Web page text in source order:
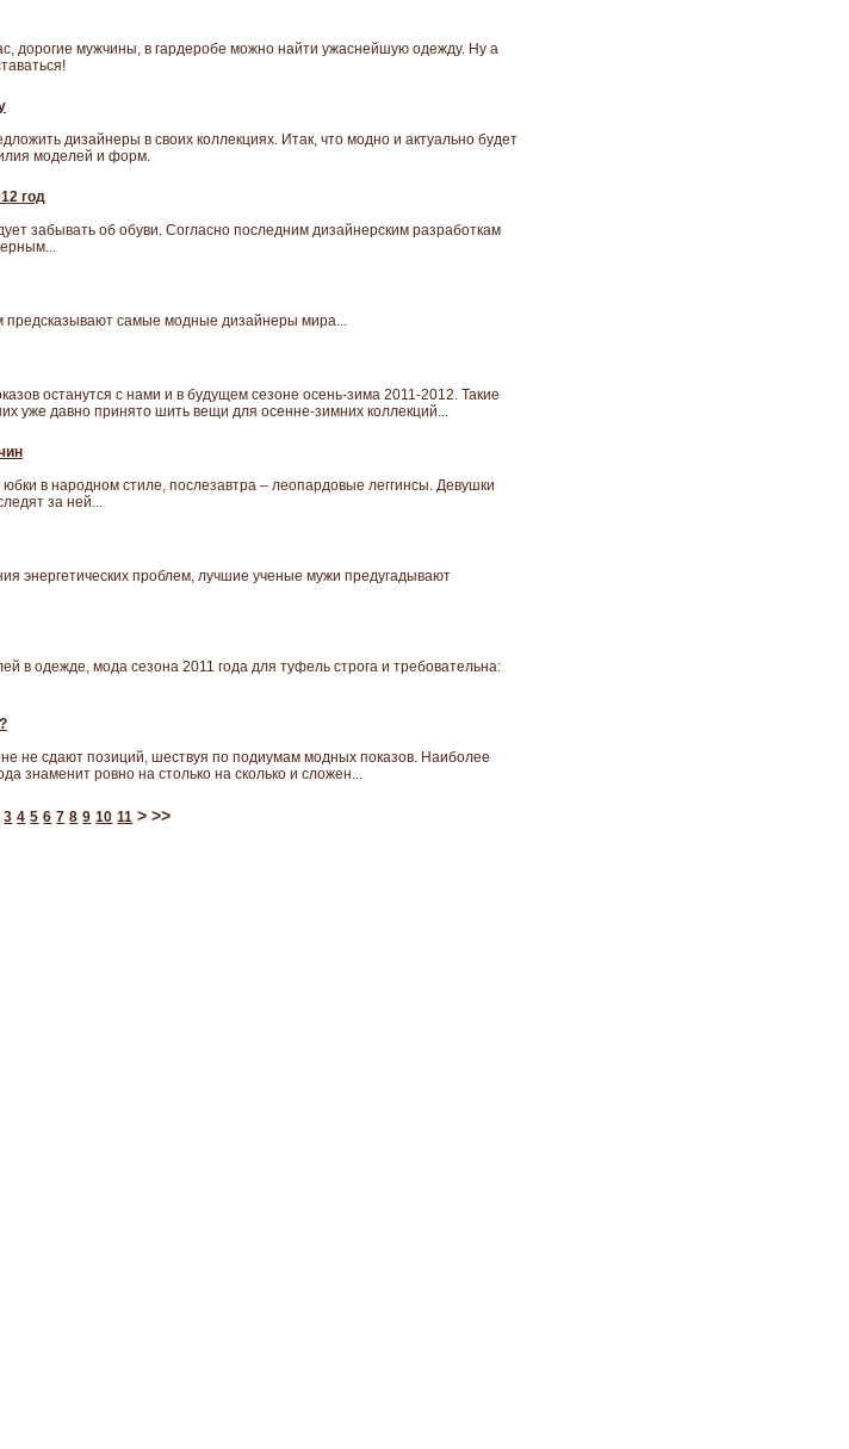
дорогие мужчины, в гардеробе можно найти ужаснейшую одежду. Ну а
дизайнеры в своих коллекциях. Итак, что модно и актуально будет
моделей и форм.
год
забывать об обуви. Согласно последним дизайнерским разработкам
предсказывают самые модные дизайнеры мира...
останутся с нами и в будущем сезоне осень-зима 2011-2012. Такие
уже давно принято шить вещи для осенне-зимних коллекций...
в народном стиле, послезавтра – леопардовые леггинсы. Девушки
за ней...
энергетических проблем, лучшие ученые мужи предугадывают
в одежде, мода сезона 2011 года для туфель строга и требовательна:
не сдают позиций, шествуя по подиумам модных показов. Наиболее
знаменит ровно на столько на сколько и сложен...
3 4 5 6 7 8 9 10 11 >>>